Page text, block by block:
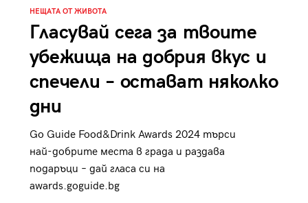
НЕЩАТА ОТ ЖИВОТА
Гласувай сега за твоите
убежища на добрия вкус и
спечели – остават няколко
дни
Go Guide Food&Drink Awards 2024 търси
най-добрите места в града и раздава
подаръци – дай гласа си на
awards.goguide.bg
29/29